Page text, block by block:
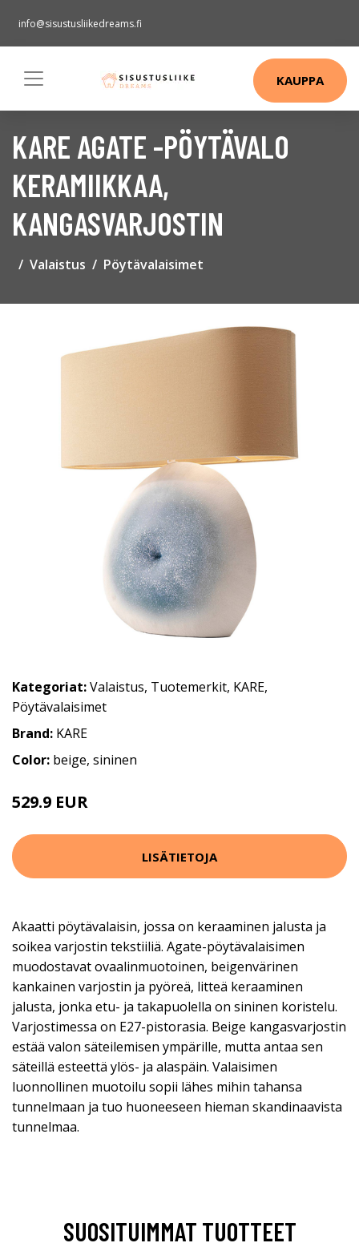
info@sisustusliikedreams.fi
KAUPPA
KARE AGATE -PÖYTÄVALO
KERAMIIKKAA,
KANGASVARJOSTIN
Valaistus Pöytävalaisimet
Kategoriat:Valaistus, Tuotemerkit, KARE,
Pöytävalaisimet
Brand: KARE
Color: beige, sininen
529.9 EUR
LISÄTIETOJA
Akaatti pöytävalaisin, jossa on keraaminen jalusta ja
soikea varjostin tekstiiliä. Agate-pöytävalaisimen
muodostavat ovaalinmuotoinen, beigenvärinen
kankainen varjostin ja pyöreä, litteä keraaminen
jalusta, jonka etu- ja takapuolella on sininen koristelu.
Varjostimessa on E27-pistorasia. Beige kangasvarjostin
estää valon säteilemisen ympärille, mutta antaa sen
säteillä esteettä ylös- ja alaspäin. Valaisimen
luonnollinen muotoilu sopii lähes mihin tahansa
tunnelmaan ja tuo huoneeseen hieman skandinaavista
tunnelmaa.
SUOSITUIMMAT TUOTTEET